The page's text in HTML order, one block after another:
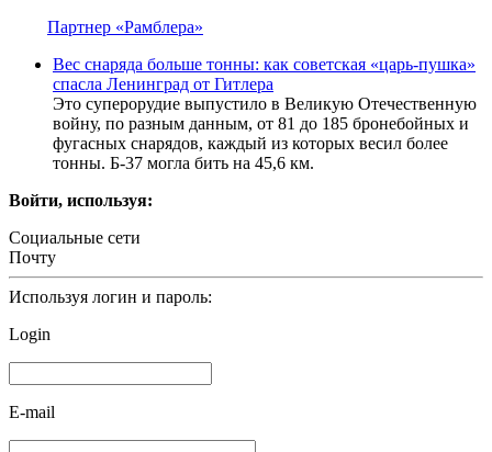
Партнер «Рамблера»
Вес снаряда больше тонны: как советская «царь-пушка»
спасла Ленинград от Гитлера
Это суперорудие выпустило в Великую Отечественную
войну, по разным данным, от 81 до 185 бронебойных и
фугасных снарядов, каждый из которых весил более
тонны. Б-37 могла бить на 45,6 км.
Войти, используя:
Социальные сети
Почту
Используя логин и пароль:
Login
E-mail